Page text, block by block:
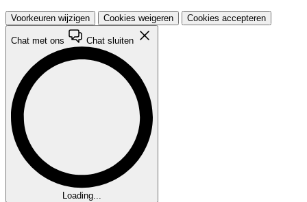
Voorkeuren wijzigen Cookies weigeren Cookies accepteren
Chat met ons Chat sluiten
Loading...